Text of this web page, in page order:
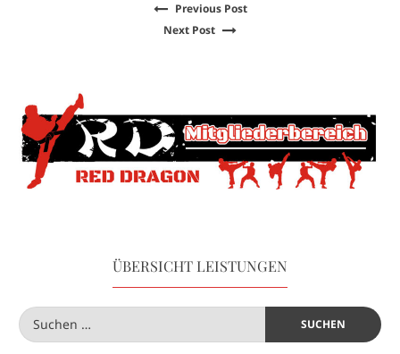
Previous Post
Next Post
ÜBERSICHT LEISTUNGEN